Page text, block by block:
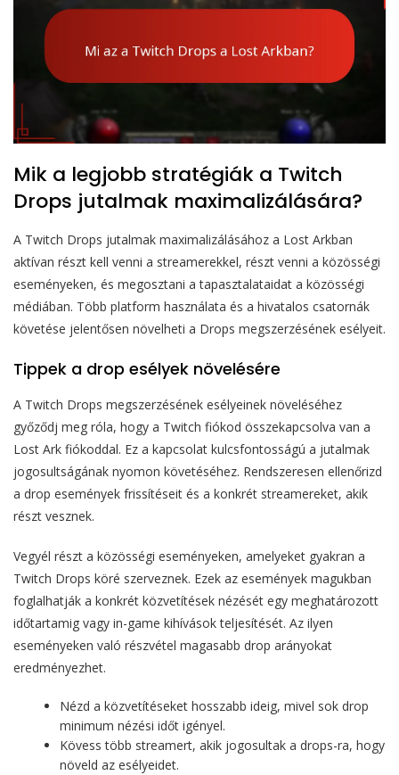
Mik a legjobb stratégiák a Twitch
Drops jutalmak maximalizálására?
A Twitch Drops jutalmak maximalizálásához a Lost Arkban
aktívan részt kell venni a streamerekkel, részt venni a közösségi
eseményeken, és megosztani a tapasztalataidat a közösségi
médiában. Több platform használata és a hivatalos csatornák
követése jelentősen növelheti a Drops megszerzésének esélyeit.
Tippek a drop esélyek növelésére
A Twitch Drops megszerzésének esélyeinek növeléséhez
győződj meg róla, hogy a Twitch fiókod összekapcsolva van a
Lost Ark fiókoddal. Ez a kapcsolat kulcsfontosságú a jutalmak
jogosultságának nyomon követéséhez. Rendszeresen ellenőrizd
a drop események frissítéseit és a konkrét streamereket, akik
részt vesznek.
Vegyél részt a közösségi eseményeken, amelyeket gyakran a
Twitch Drops köré szerveznek. Ezek az események magukban
foglalhatják a konkrét közvetítések nézését egy meghatározott
időtartamig vagy in-game kihívások teljesítését. Az ilyen
eseményeken való részvétel magasabb drop arányokat
eredményezhet.
Nézd a közvetítéseket hosszabb ideig, mivel sok drop
minimum nézési időt igényel.
Kövess több streamert, akik jogosultak a drops-ra, hogy
növeld az esélyeidet.